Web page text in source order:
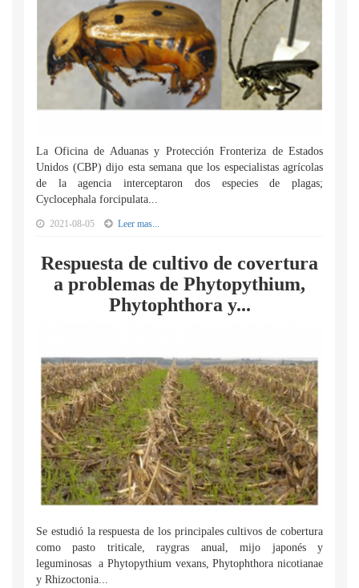
La Oficina de Aduanas y Protección Fronteriza de Estados
Unidos (CBP) dijo esta semana que los especialistas agrícolas
de la agencia interceptaron dos especies de plagas;
Cyclocephala forcipulata...
2021-08-05 Leer mas...
Respuesta de cultivo de covertura
a problemas de Phytopythium,
Phytophthora y...
Se estudió la respuesta de los principales cultivos de cobertura
como pasto triticale, raygras anual, mijo japonés y
leguminosas a Phytopythium vexans, Phytophthora nicotianae
y Rhizoctonia...